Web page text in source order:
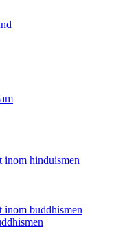
inom hinduismen
inom buddhismen